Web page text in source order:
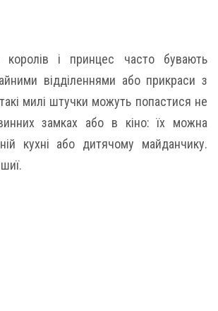
і принцес часто бувають
відділеннями або прикраси з
милі штучки можуть попастися не
замках або в кіно: їх можна
кухні або дитячому майданчику.